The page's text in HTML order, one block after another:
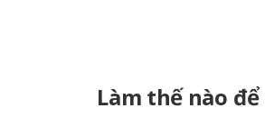
Làm thế nào để